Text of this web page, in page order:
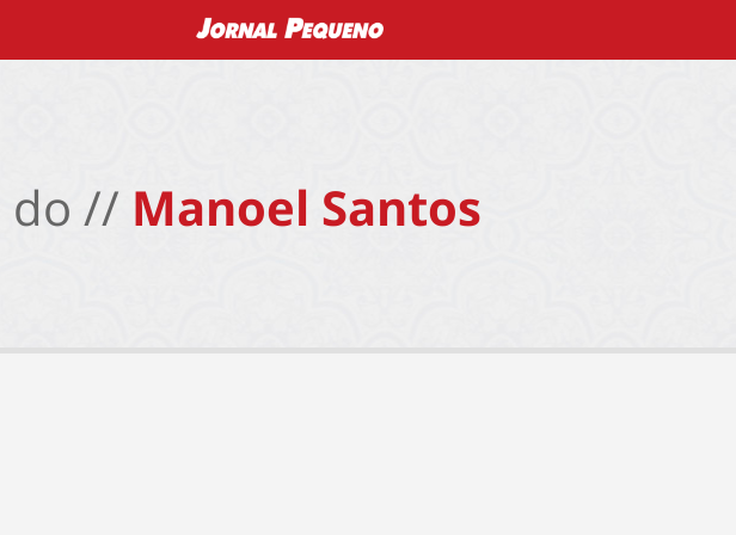
do // Manoel Santos